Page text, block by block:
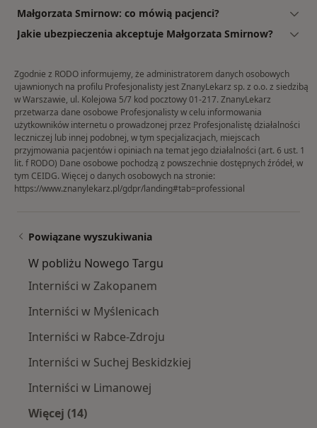
Małgorzata Smirnow: co mówią pacjenci?
Jakie ubezpieczenia akceptuje Małgorzata Smirnow?
Zgodnie z RODO informujemy, że administratorem danych osobowych
ujawnionych na profilu Profesjonalisty jest ZnanyLekarz sp. z o.o. z siedzibą
w Warszawie, ul. Kolejowa 5/7 kod pocztowy 01-217. ZnanyLekarz
przetwarza dane osobowe Profesjonalisty w celu informowania
użytkowników internetu o prowadzonej przez Profesjonalistę działalności
leczniczej lub innej podobnej, w tym specjalizacjach, miejscach
przyjmowania pacjentów i opiniach na temat jego działalności (art. 6 ust. 1
lit. f RODO) Dane osobowe pochodzą z powszechnie dostępnych źródeł, w
tym CEIDG. Więcej o danych osobowych na stronie:
https://www.znanylekarz.pl/gdpr/landing#tab=professional
Powiązane wyszukiwania
W pobliżu Nowego Targu
Interniści w Zakopanem
Interniści w Myślenicach
Interniści w Rabce-Zdroju
Interniści w Suchej Beskidzkiej
Interniści w Limanowej
Więcej (14)